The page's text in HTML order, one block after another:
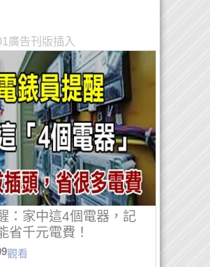
廣告刊版插入
：家中這4個電器，記
省千元電費！
觀看